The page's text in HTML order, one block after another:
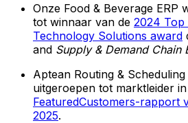
Onze Food & Beverage ERP
tot winnaar van de 2024 Top
Technology Solutions award
and Supply & Demand Chain
Aptean Routing &
uitgeroepen tot marktleider
FeaturedCustomers-rapport
2025.